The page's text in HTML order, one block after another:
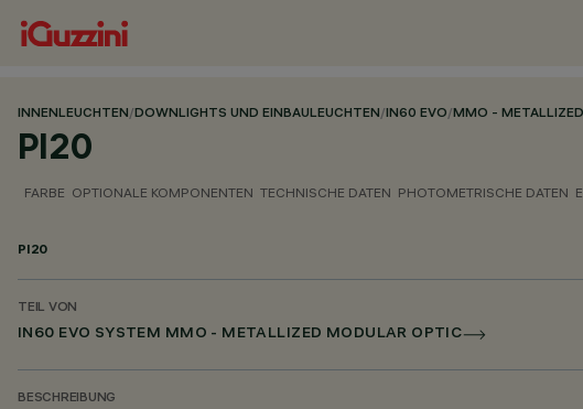
INNENLEUCHTEN/DOWNLIGHTS UND EINBAULEUCHTEN/IN60 EVO/MMO -
PI20
FARBE OPTIONALE KOMPONENTEN TECHNISCHE DATEN PHOTOMETRISCHE DATEN
PI20
TEIL VON
IN60 EVO SYSTEM MMO - METALLIZED MODULAR OPTIC
BESCHREIBUNG